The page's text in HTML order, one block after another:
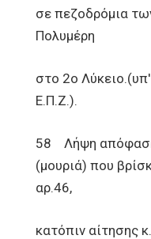
σε πεζοδρόμια
Πολυμέρη
στο 2ο
Ε.Π.Ζ.).
58 Λήψη
(μουριά) που
αρ.46,
κατόπιν αίτησης